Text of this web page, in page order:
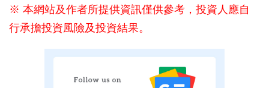
※ 本網站及作者所提供資訊僅供參考，投資人應自
行承擔投資風險及投資結果。